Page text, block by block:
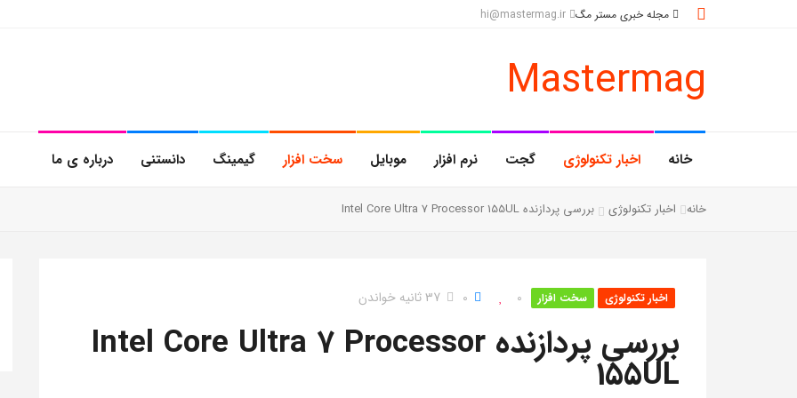
مجله خبری مستر مگ
Mastermag
خانه اخبار تکنولوژی گجت نرم افزار موبایل سخت افزار گیمینگ دانستنی درباره ی ما
خانه اخبار تکنولوژی بررسی پردازنده Intel Core Ultra 7 Processor 155UL
اخبار تکنولوژی سخت افزار 0
0 37 ثانیه خواندن
بررسی پردازنده Intel Core Ultra 7 Processor
155UL